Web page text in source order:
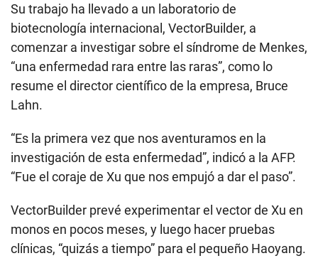
Su trabajo ha llevado a un laboratorio de
biotecnología internacional, VectorBuilder, a
comenzar a investigar sobre el síndrome de Menkes,
“una enfermedad rara entre las raras”, como lo
resume el director científico de la empresa, Bruce
Lahn.
“Es la primera vez que nos aventuramos en la
investigación de esta enfermedad”, indicó a la AFP.
“Fue el coraje de Xu que nos empujó a dar el paso”.
VectorBuilder prevé experimentar el vector de Xu en
monos en pocos meses, y luego hacer pruebas
clínicas, “quizás a tiempo” para el pequeño Haoyang.